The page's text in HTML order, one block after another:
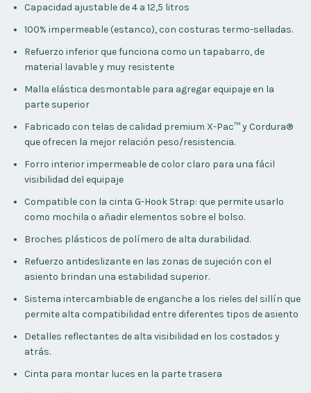
Capacidad ajustable de 4 a 12,5 litros
100% impermeable (estanco), con costuras termo-selladas.
Refuerzo inferior que funciona como un tapabarro, de
material lavable y muy resistente
Malla elástica desmontable para agregar equipaje en la
parte superior
Fabricado con telas de calidad premium X-Pac™ y Cordura®
que ofrecen la mejor relación peso/resistencia.
Forro interior impermeable de color claro para una fácil
visibilidad del equipaje
Compatible con la cinta G-Hook Strap: que permite usarlo
como mochila o añadir elementos sobre el bolso.
Broches plásticos de polímero de alta durabilidad.
Refuerzo antideslizante en las zonas de sujeción con el
asiento brindan una estabilidad superior.
Sistema intercambiable de enganche a los rieles del sillín que
permite alta compatibilidad entre diferentes tipos de asiento
Detalles reflectantes de alta visibilidad en los costados y
atrás.
Cinta para montar luces en la parte trasera